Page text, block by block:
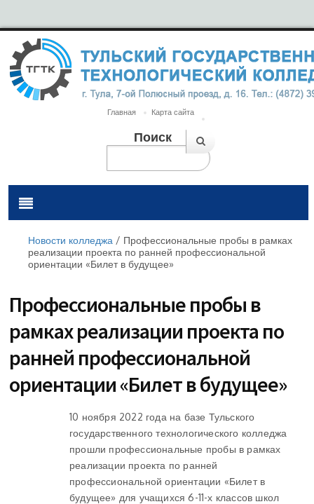
Главная Карта сайта
Поиск
Новости колледжа / Профессиональные пробы в рамках
реализации проекта по ранней профессиональной
ориентации «Билет в будущее»
Профессиональные пробы в
рамках реализации проекта по
ранней профессиональной
ориентации «Билет в будущее»
10 ноября 2022 года на базе Тульского
государственного технологического колледжа
прошли профессиональные пробы в рамках
реализации проекта по ранней
профессиональной ориентации «Билет в
будущее» для учащихся 6-11-х классов школ